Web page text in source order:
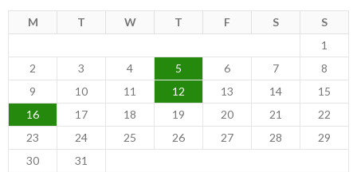
M T W T F S
S
1
2
3 4 5 6 7
8
9
10 11 12 13 14
15
16
17 18 19 20 21
22
23
24 25 26 27 28
29
30
31